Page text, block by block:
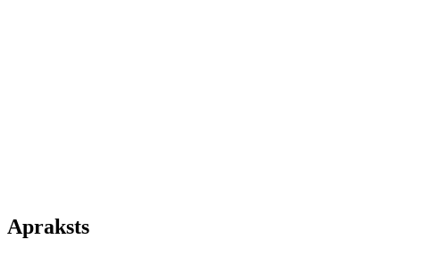
Apraksts